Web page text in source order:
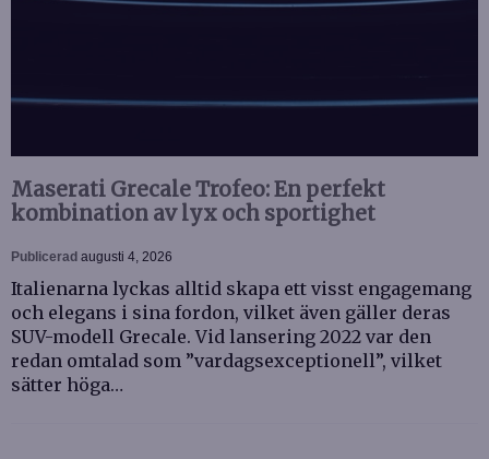
Maserati Grecale Trofeo: En perfekt
kombination av lyx och sportighet
Publicerad augusti 4, 2026
Italienarna lyckas alltid skapa ett visst engagemang
och elegans i sina fordon, vilket även gäller deras
SUV-modell Grecale. Vid lansering 2022 var den
redan omtalad som ”vardagsexceptionell”, vilket
sätter höga…